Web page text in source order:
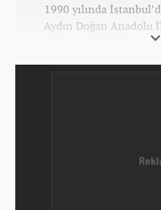
1990 yılında
Aydın Doğan Anadolu
Gazetecilik bölümü
Haber7.com’da